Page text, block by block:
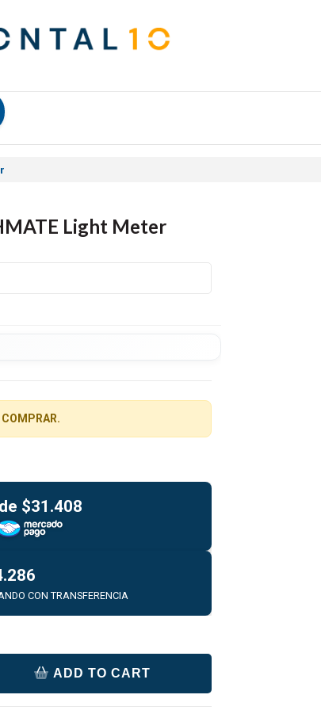
Light Meter
$31.408
CON TRANSFERENCIA
ADD TO CART